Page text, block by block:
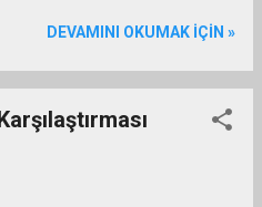
TCMB’nin piyasa
yüzde 10,25. (c)
borç almakta
faiz oranı (politika faizi
DEVAMINI OKUMAK IÇIN »